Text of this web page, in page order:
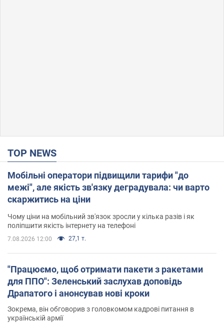
TOP NEWS
Мобільні оператори підвищили тарифи "до
межі", але якість зв'язку деградувала: чи варто
скаржитись на ціни
Чому ціни на мобільний зв'язок зросли у кілька разів і як
поліпшити якість інтернету на телефоні
7.08.2026 12:00 27,1 т.
"Працюємо, щоб отримати пакети з ракетами
для ППО": Зеленський заслухав доповідь
Драпатого і анонсував нові кроки
Зокрема, він обговорив з головкомом кадрові питання в
українській армії